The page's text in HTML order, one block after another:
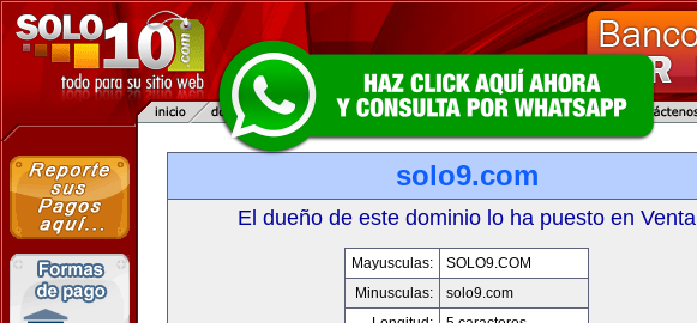
solo9.com
El dueño de este dominio lo ha puesto en Venta
Mayusculas:
SOLO9.COM
Minusculas:
solo9.com